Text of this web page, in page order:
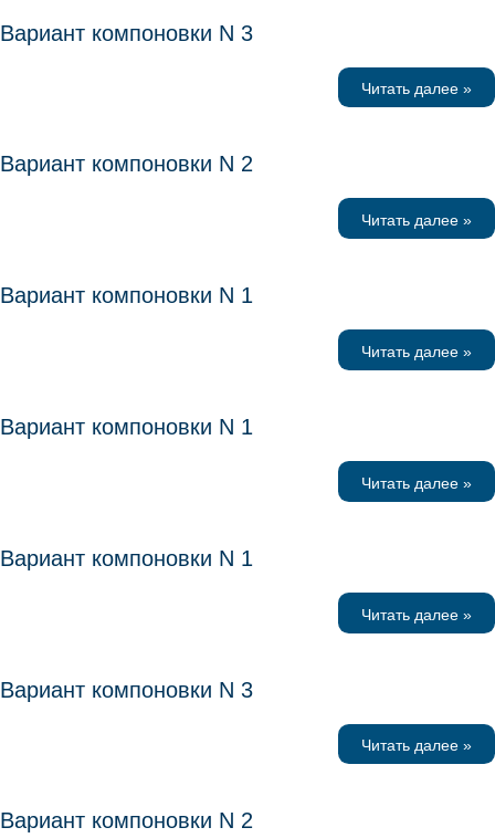
Вариант компоновки N 3
Читать далее »
Вариант компоновки N 2
Читать далее »
Вариант компоновки N 1
Читать далее »
Вариант компоновки N 1
Читать далее »
Вариант компоновки N 1
Читать далее »
Вариант компоновки N 3
Читать далее »
Вариант компоновки N 2